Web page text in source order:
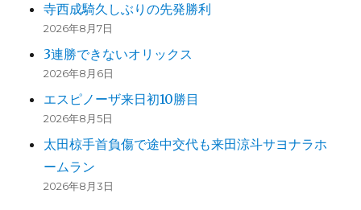
寺西成騎久しぶりの先発勝利
2026年8月7日
3連勝できないオリックス
2026年8月6日
エスピノーザ来日初10勝目
2026年8月5日
太田椋手首負傷で途中交代も来田涼斗サヨナラホ
ームラン
2026年8月3日